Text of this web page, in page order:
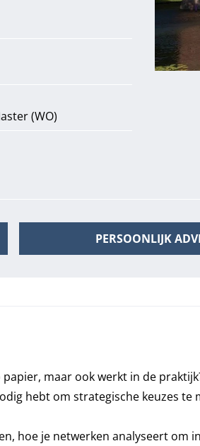
(WO)
PERSOONLIJK
maar ook werkt in de
hebt om strategische keuzes
hoe je netwerken analyseert